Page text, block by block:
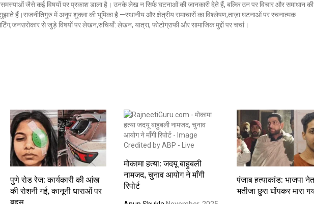
जैसे कई विषयों पर प्रकाश डाला है। उनके लेख न सिर्फ घटनाओं की जानकारी देते हैं, बल्कि उन पर विचार और समाधान की
हैं।राजनीतिगुरु में अनूप शुक्ला की भूमिका है —स्थानीय और क्षेत्रीय समाचारों का विश्लेषण,ताज़ा घटनाओं पर रचनात्मक
से जुड़े विषयों पर लेखन,रुचियाँ: लेखन, यात्रा, फोटोग्राफी और सामाजिक मुद्दों पर चर्चा।
पुणे रोड रेज: कार्यकारी की आंख
की रोशनी गई, कानूनी धाराओं पर
मोकामा हत्या: जदयू बाहुबली
नामजद, चुनाव आयोग ने माँगी
रिपोर्ट
पंजाब हत्याकांड: भाजपा
भतीजा छुरा घोंपकर मारा